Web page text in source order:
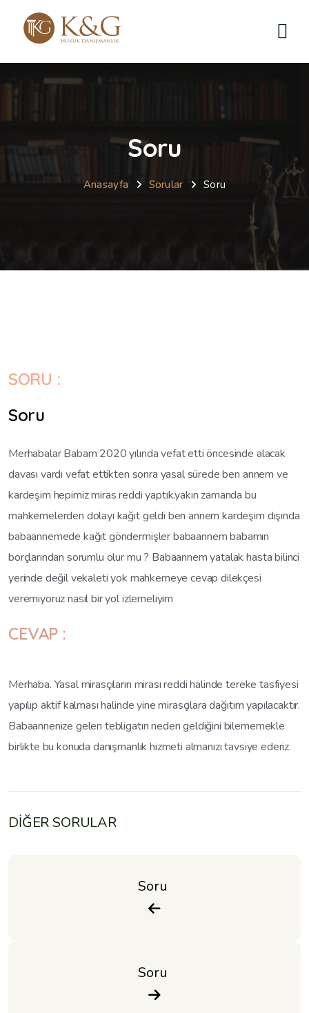
Soru
Anasayfa Sorular Soru
SORU :
Soru
Merhabalar Babam 2020 yılında vefat etti öncesinde alacak
davası vardı vefat ettikten sonra yasal sürede ben annem ve
kardeşim hepimiz miras reddi yaptık.yakın zamanda bu
mahkemelerden dolayı kağıt geldi ben annem kardeşim dışında
babaannemede kağıt göndermişler babaannem babamın
borçlarından sorumlu olur mu ? Babaannem yatalak hasta bilinci
yerinde değil vekaleti yok mahkemeye cevap dilekçesi
veremiyoruz nasıl bir yol izlemeliyim
CEVAP :
Merhaba. Yasal mirasçıların mirası reddi halinde tereke tasfiyesi
yapılıp aktif kalması halinde yine mirasçılara dağıtım yapılacaktır.
Babaannenize gelen tebligatın neden geldiğini bilememekle
birlikte bu konuda danışmanlık hizmeti almanızı tavsiye ederiz.
DİĞER SORULAR
Soru
Soru